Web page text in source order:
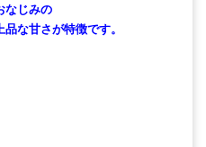
なじみの
な甘さが特徴です。